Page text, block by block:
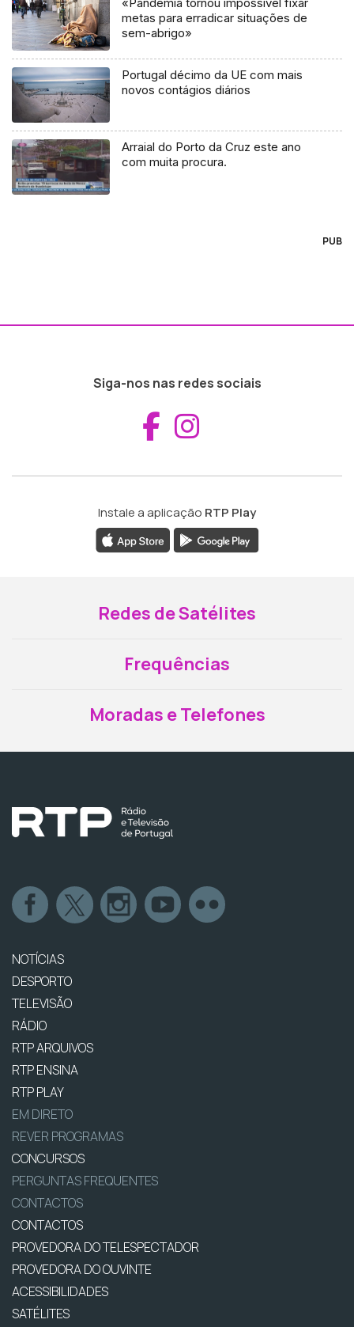
metas para erradicar situações de
sem-abrigo»
Portugal décimo da UE com mais
novos contágios diários
Arraial do Porto da Cruz este ano
com muita procura.
PUB
Siga-nos nas redes sociais
Aceder ao
Instale a aplicação RTP Play
Redes de Satélites
Frequências
Moradas e Telefones
NOTÍCIAS
DESPORTO
TELEVISÃO
RÁDIO
RTP ARQUIVOS
RTP ENSINA
RTP PLAY
EM DIRETO
REVER PROGRAMAS
CONCURSOS
PERGUNTAS FREQUENTES
CONTACTOS
CONTACTOS
PROVEDORA DO TELESPECTADOR
PROVEDORA DO OUVINTE
ACESSIBILIDADES
SATÉLITES